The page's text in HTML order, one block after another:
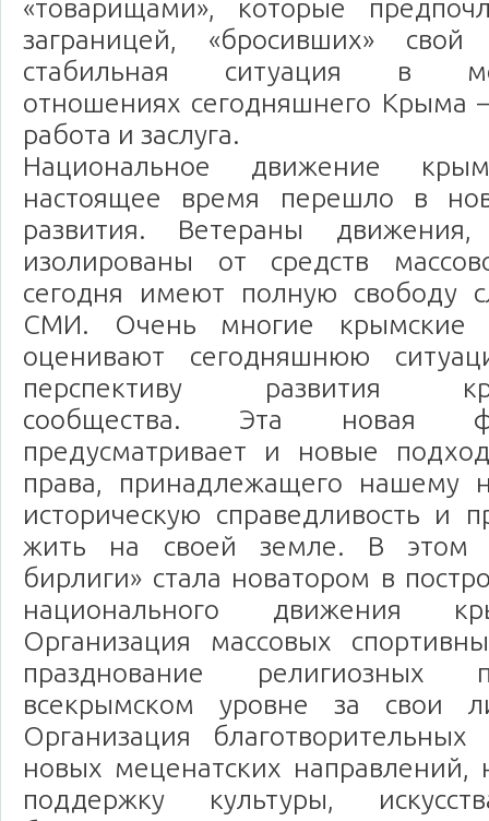
«товарищами», которые
заграницей, «бросивших»
стабильная ситуация в
отношениях сегодняшнего Крыма
работа и заслуга.
Национальное движение
настоящее время перешло в
развития. Ветераны
изолированы от средств
сегодня имеют полную свободу
СМИ. Очень многие крымские
оценивают сегодняшнюю
перспективу развития
сообщества. Эта новая
предусматривает и новые
права, принадлежащего нашему
историческую справедливость и
жить на своей земле. В этом
бирлиги» стала новатором в
национального движения
Организация массовых
празднование религиозных
всекрымском уровне за свои
Организация
новых меценатских направлений,
поддержку культуры,